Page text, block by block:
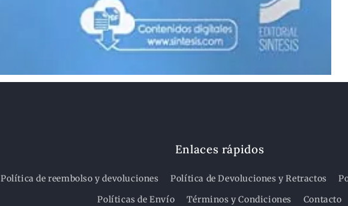
Enlaces rápidos
Política de reembolso y devoluciones Política de Devoluciones y Retractos
Políticas de Envío
Términos y Condiciones Contacto